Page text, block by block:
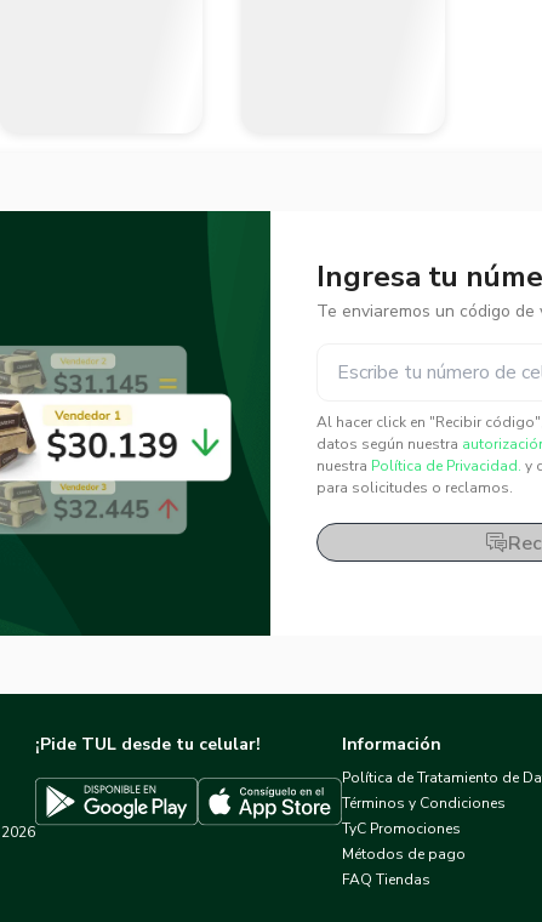
Ingresa tu
Te enviaremos un código de
Al hacer click en "Recibir
datos según nuestra
nuestra Política de Privacidad. y
para solicitudes o reclamos.
2026
¡Pide TUL desde tu celular!
Descargar TUL en Google PlayDescargar TUL en App Store
Información
Política de Tratamiento de
Términos y Condiciones
TyC Promociones
Métodos de pago
FAQ Tiendas